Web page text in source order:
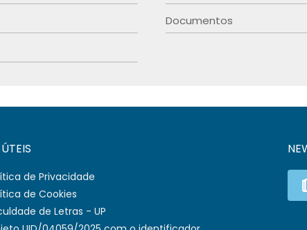
Documentos
de Privacidade
de Cookies
de Letras - UP